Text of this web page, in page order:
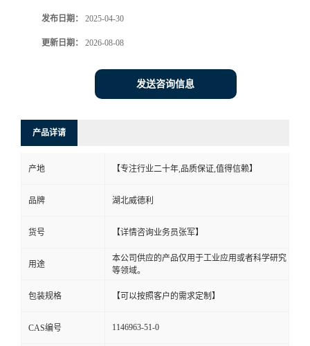
发布日期： 2025-04-30
更新日期： 2026-08-08
发送咨询信息
产品详请
产地 【专注行业二十年,品质保证,值得信赖】
品牌 湖北威德利
货号 【详情咨询业务员张军】
用途
本公司供应的产品仅用于工业应用或者科学研究
等领域。
包装规格 【可以按照客户的需求定制】
CAS编号 1146963-51-0